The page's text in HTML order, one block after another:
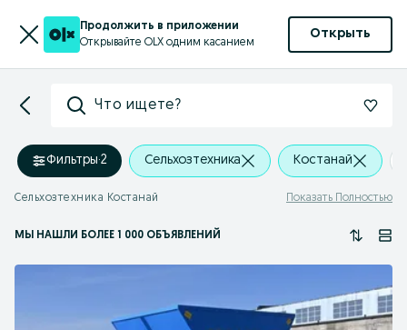
Продолжить в приложении
Открывайте OLX одним касанием
Открыть
Что ищете?
Фильтры·2 Сельхозтехника Костанай
Сельхозтехника Костанай Показать Полностью
МЫ НАШЛИ БОЛЕЕ 1 000 ОБЪЯВЛЕНИЙ